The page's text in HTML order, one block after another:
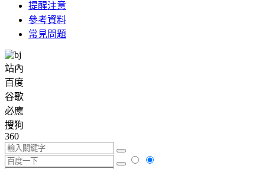
提醒注意
參考資料
常見問題
站內
百度
谷歌
必應
搜狗
360